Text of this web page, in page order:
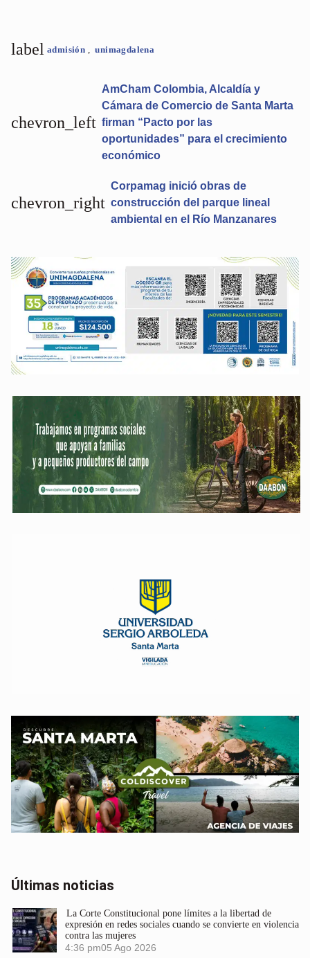
label admisión unimagdalena
chevron_left
AmCham Colombia, Alcaldía y
Cámara de Comercio de Santa Marta
firman “Pacto por las
oportunidades” para el crecimiento
económico
Corpamag inició obras de
construcción del parque lineal
ambiental en el Río Manzanares
chevron_right
Últimas noticias
La Corte Constitucional pone límites a la libertad de
expresión en redes sociales cuando se convierte en violencia
contra las mujeres
4:36 pm05 Ago 2026